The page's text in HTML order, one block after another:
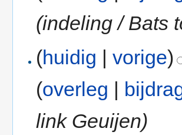
(indeling / Bats
(huidig |vorige)
(overleg |
link Geuijen)